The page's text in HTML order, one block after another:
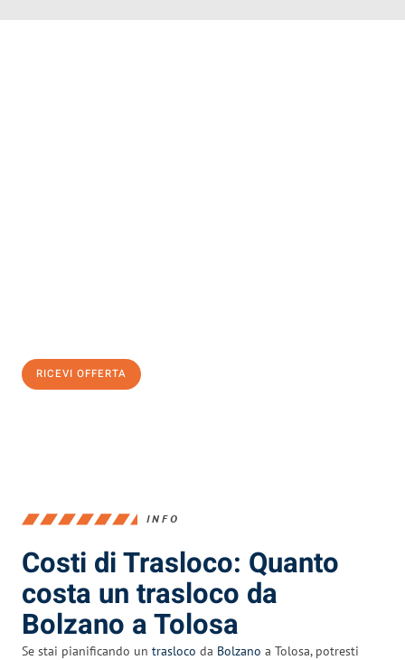
RICEVI OFFERTA
INFO
Costi di Trasloco: Quanto
costa un trasloco da
Bolzano a Tolosa
Se stai pianificando un trasloco da Bolzano a Tolosa, potresti